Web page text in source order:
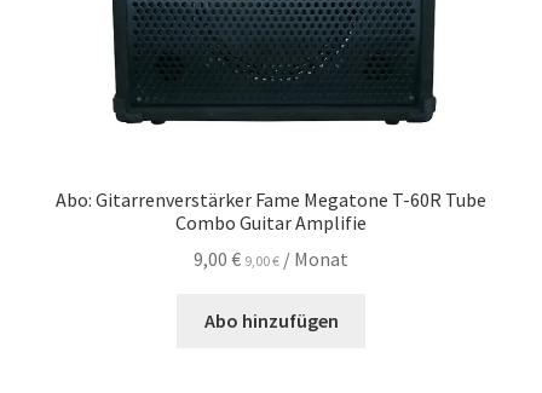
Abo: Gitarrenverstärker Fame Megatone T-60R Tube
Combo Guitar Amplifie
9,00 € 9,00€ / Monat
Abo hinzufügen